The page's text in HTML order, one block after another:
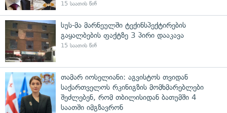
15 საათის წინ
სუს-მა მარნეულში ტექინსპექტირების
გაყალბების ფაქტზე 3 პირი დააკავა
15 საათის წინ
თამარ იოსელიანი: აგვისტოს თვიდან
საქართველოს რკინიგზის მომხმარებლები
შეძლებენ, რომ თბილისიდან ბათუმში 4
საათში იმგზავრონ